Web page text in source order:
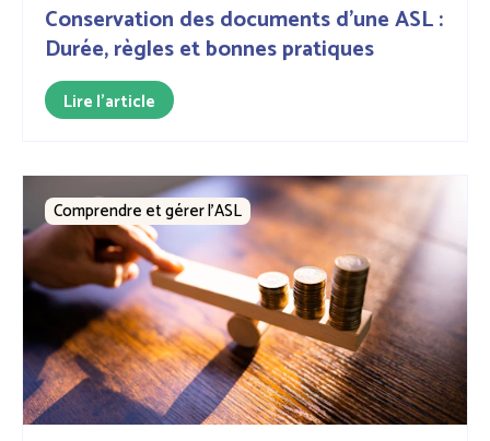
Conservation des documents d’une ASL :
Durée, règles et bonnes pratiques
Lire l'article
Comprendre et gérer l’ASL